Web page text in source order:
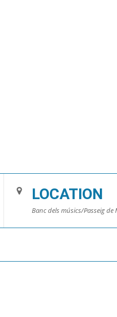
LOCATION
Banc dels músics/Passeig de